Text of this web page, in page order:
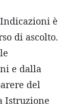
è
di ascolto.
e dalla
del
Istruzione